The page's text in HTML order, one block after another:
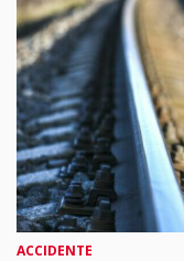
ACCIDENTE